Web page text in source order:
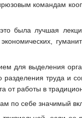
командам
была лучшая
для выделения
разделения труда и
от работы в
по себе значимый